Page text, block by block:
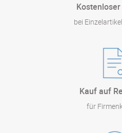
bei
Kauf auf
für